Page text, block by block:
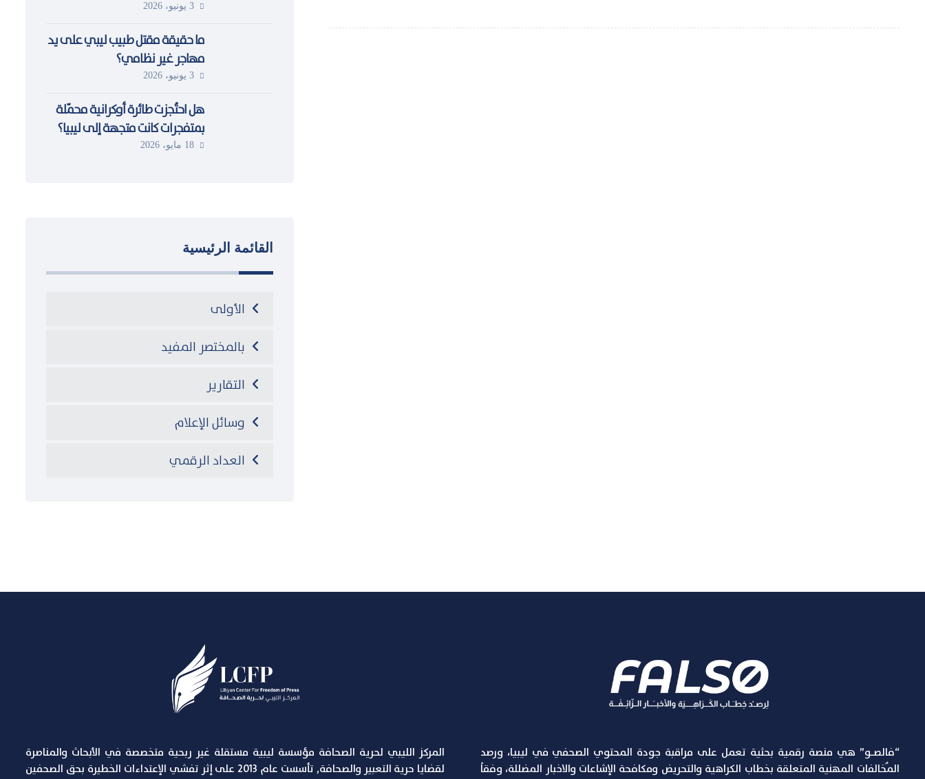
3 يونيو، 2026
ما حقيقة مقتل طبيب ليبي على يد
مهاجر غير نظامي؟
3 يونيو، 2026
هل احتُجزت طائرة أوكرانية محمّلة
بمتفجرات كانت متجهة إلى ليبيا؟
18 مايو، 2026
القائمة الرئيسية
الأولى
بالمختصر المفيد
التقارير
وسائل الإعلام
العداد الرقمي
“فالصـو” هي منصة رقمية بحثية تعمل على مراقبة جودة المحتوي الصحفي في ليبيا، ورصد
المٌخالفات المهنية المتعلقة بخطاب الكراهية والتحريض ومكافحة الإشاعات والاخبار المضللة، وفقاً
المركز الليبي لحرية الصحافة مؤسسة ليبية مستقلة غير ربحية متخصصة في الأبحاث والمناصرة
لقضايا حرية التعبير والصحافة, تأسست عام 2013 على إثر تفشي الإعتداءات الخطيرة بحق الصحفين